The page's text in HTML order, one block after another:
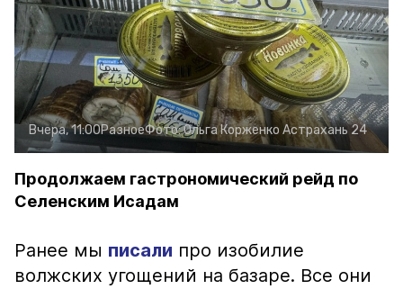
Вчера, 11:00РазноеФото:Ольга Корженко Астрахань 24
Продолжаем гастрономический рейд по
Селенским Исадам
Ранее мы писали про изобилие
волжских угощений на базаре. Все они